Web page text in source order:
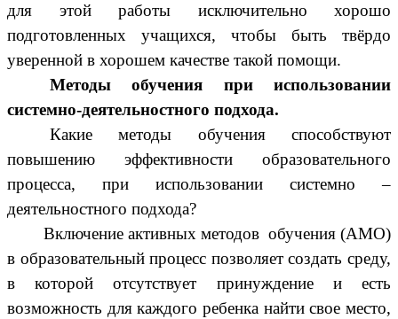
для этой работы исключительно хорошо
подготовленных учащихся, чтобы быть твёрдо
уверенной в хорошем качестве такой помощи.
Методы обучения при использовании
системно-деятельностного подхода.
Какие методы обучения способствуют
повышению эффективности образовательного
процесса, при использовании системно –
деятельностного подхода?
Включение активных методов обучения (АМО)
в образовательный процесс позволяет создать среду,
в которой отсутствует принуждение и есть
возможность для каждого ребенка найти свое место,